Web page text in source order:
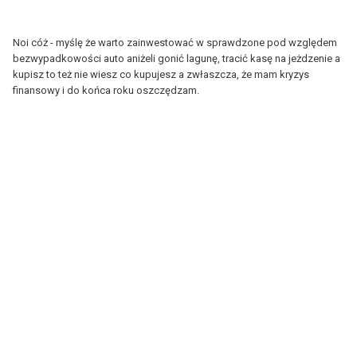
Noi cóż - myślę że warto zainwestować w sprawdzone pod względem
bezwypadkowości auto aniżeli gonić lagunę, tracić kasę na jeżdzenie a
kupisz to też nie wiesz co kupujesz a zwłaszcza, że mam kryzys
finansowy i do końca roku oszczędzam.